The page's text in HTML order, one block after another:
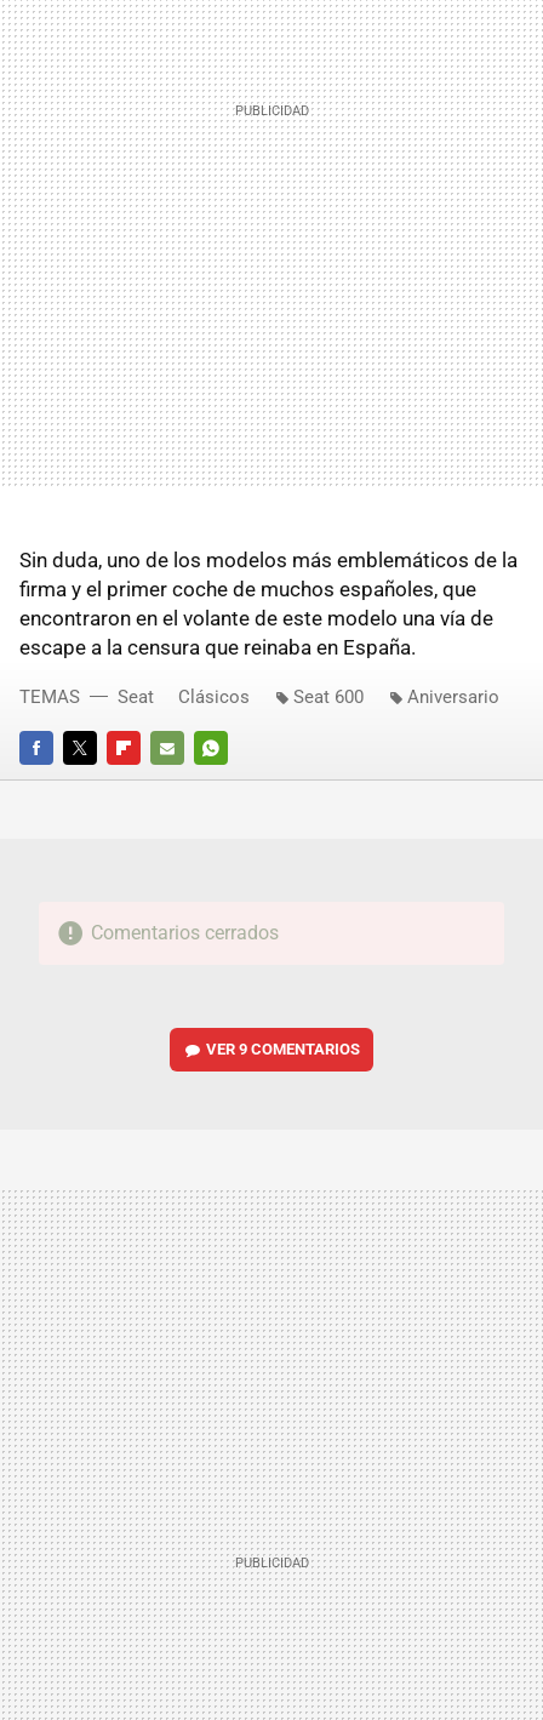
Sin duda, uno de los modelos más emblemáticos de la
firma y el primer coche de muchos españoles, que
encontraron en el volante de este modelo una vía de
escape a la censura que reinaba en España.
FACEBOOKTWITTERFLIPBOARD
E-
WHATSAPP
TEMAS Seat Clásicos Seat 600 Aniversario
Comentarios cerrados
VER9 COMENTARIOS